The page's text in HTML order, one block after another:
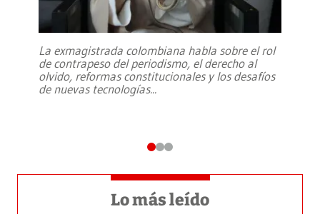
La exmagistrada colombiana habla sobre el rol
de contrapeso del periodismo, el derecho al
olvido, reformas constitucionales y los desafíos
de nuevas tecnologías...
Lo más leído